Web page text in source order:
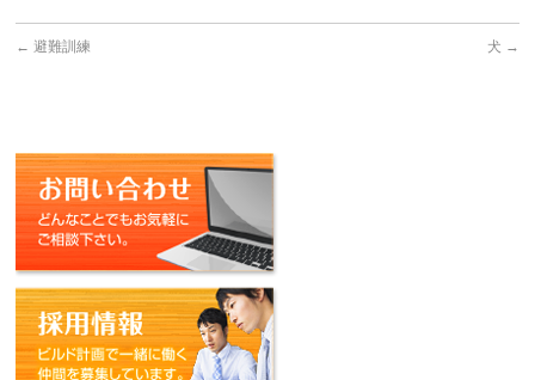
← 避難訓練 犬 →